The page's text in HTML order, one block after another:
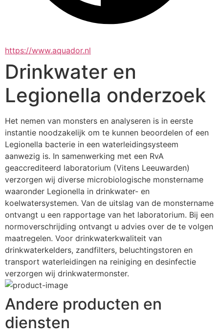
https://www.aquador.nl
Drinkwater en
Legionella onderzoek
Het nemen van monsters en analyseren is in eerste
instantie noodzakelijk om te kunnen beoordelen of een
Legionella bacterie in een waterleidingsysteem
aanwezig is. In samenwerking met een RvA
geaccrediteerd laboratorium (Vitens Leeuwarden)
verzorgen wij diverse microbiologische monstername
waaronder Legionella in drinkwater- en
koelwatersystemen. Van de uitslag van de monstername
ontvangt u een rapportage van het laboratorium. Bij een
normoverschrijding ontvangt u advies over de te volgen
maatregelen. Voor drinkwaterkwaliteit van
drinkwaterkelders, zandfilters, beluchtingstoren en
transport waterleidingen na reiniging en desinfectie
verzorgen wij drinkwatermonster.
Andere producten en
diensten